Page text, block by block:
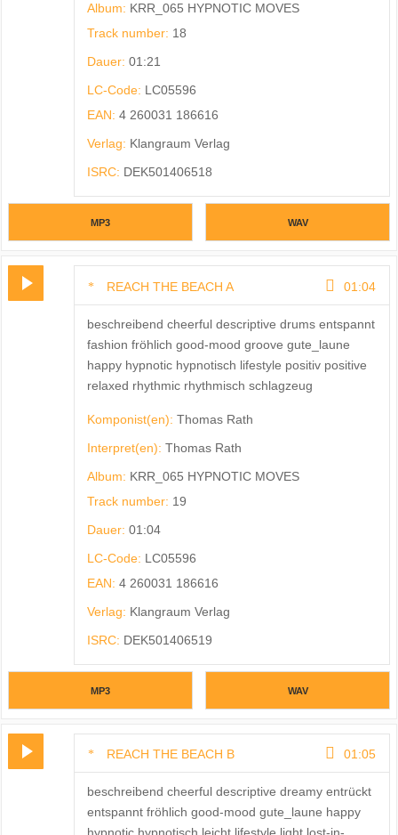
Album: KRR_065 HYPNOTIC MOVES
Track number: 18
Dauer: 01:21
LC-Code: LC05596
EAN: 4 260031 186616
Verlag: Klangraum Verlag
ISRC: DEK501406518
MP3 WAV
REACH THE BEACH A 01:04
beschreibend cheerful descriptive drums entspannt
fashion fröhlich good-mood groove gute_laune
happy hypnotic hypnotisch lifestyle positiv positive
relaxed rhythmic rhythmisch schlagzeug
Komponist(en): Thomas Rath
Interpret(en): Thomas Rath
Album: KRR_065 HYPNOTIC MOVES
Track number: 19
Dauer: 01:04
LC-Code: LC05596
EAN: 4 260031 186616
Verlag: Klangraum Verlag
ISRC: DEK501406519
MP3 WAV
REACH THE BEACH B 01:05
beschreibend cheerful descriptive dreamy entrückt
entspannt fröhlich good-mood gute_laune happy